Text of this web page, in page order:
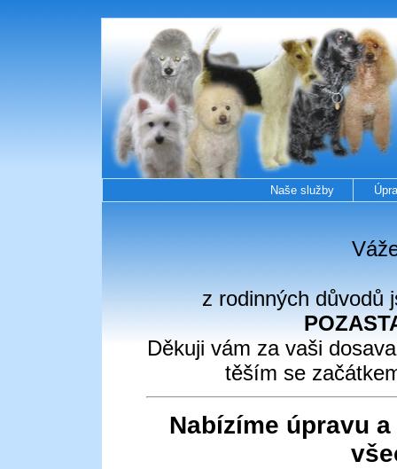
Naše služby
z rodinných důvodů
Děkuji vám za vaši
těším se
Nabízíme úpravu